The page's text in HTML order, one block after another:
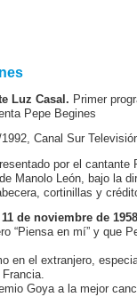
Luz Casal. Primer
Pepe Begines
1992, Canal Sur
por el cantante
Manolo León, bajo la
cortinillas y
11 de noviembre de 1958
“Piensa en mí” y que
en el extranjero,
Goya a la mejor